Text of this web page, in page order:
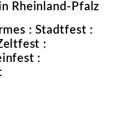
Rheinland-Pfalz
: Stadtfest :
:
: